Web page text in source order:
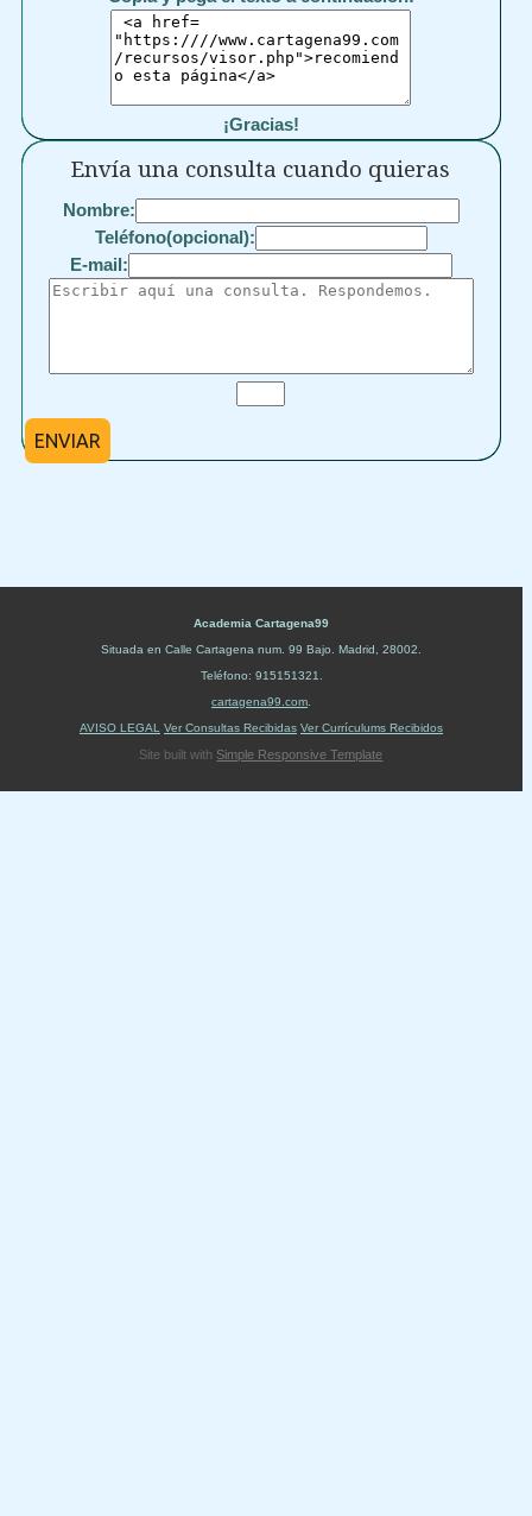
¡Gracias!
Envía una consulta cuando quieras
Nombre:
Teléfono(opcional):
E-mail:
ENVIAR
Academia Cartagena99
Situada en Calle Cartagena num. 99 Bajo Madrid 28002
Teléfono: 915151321
cartagena99.com
AVISO LEGAL
Ver Consultas Recibidas Ver Currículums Recibidos
Site built with Simple Responsive Template